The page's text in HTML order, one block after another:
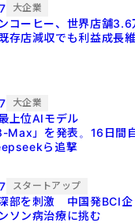
大企業
コーヒー、世界店舗3.6
存店減収でも利益成長
大企業
上位AIモデル
Max」を発表。16日間
ら追撃
スタートアップ
部を刺激 中国発BCI企
ソン病治療に挑む